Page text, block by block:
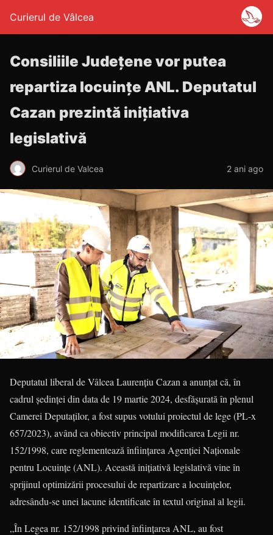
Curierul de Vâlcea
Consiliile Judeţene vor putea
repartiza locuinţe ANL. Deputatul
Cazan prezintă iniţiativa
legislativă
Curierul de Valcea 2 ani ago
Deputatul liberal de Vâlcea Laurențiu Cazan a anunțat că, în
cadrul şedinţei din data de 19 martie 2024, desfăşurată în plenul
Camerei Deputaţilor, a fost supus votului proiectul de lege (PL-x
657/2023), având ca obiectiv principal modificarea Legii nr.
152/1998, care reglementează înfiinţarea Agenţiei Naţionale
pentru Locuinţe (ANL). Această iniţiativă legislativă vine în
sprijinul optimizării procesului de repartizare a locuinţelor,
adresându-se unei lacune identificate în textul original al legii.
„În Legea nr. 152/1998 privind înfiinţarea ANL, au fost